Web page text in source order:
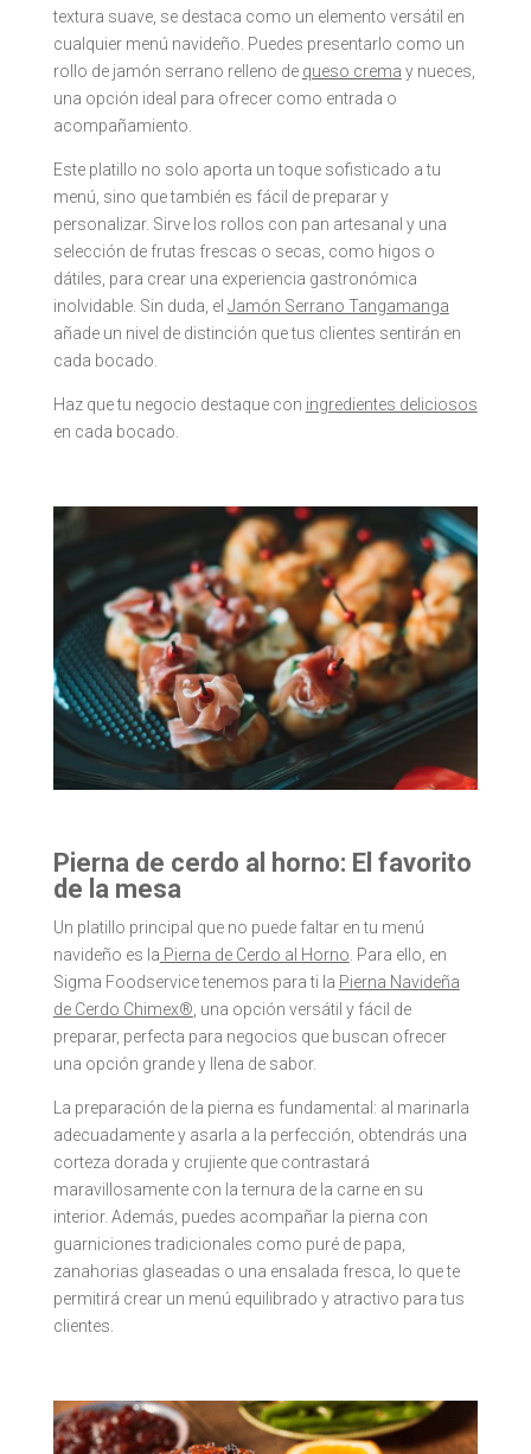
textura suave, se destaca como un elemento versátil en
cualquier menú navideño. Puedes presentarlo como un
rollo de jamón serrano relleno de queso crema y nueces,
una opción ideal para ofrecer como entrada o
acompañamiento.
Este platillo no solo aporta un toque sofisticado a tu
menú, sino que también es fácil de preparar y
personalizar. Sirve los rollos con pan artesanal y una
selección de frutas frescas o secas, como higos o
dátiles, para crear una experiencia gastronómica
inolvidable. Sin duda, el Jamón Serrano Tangamanga
añade un nivel de distinción que tus clientes sentirán en
cada bocado.
Haz que tu negocio destaque con ingredientes deliciosos
en cada bocado.
Pierna de cerdo al horno: El favorito
de la mesa
Un platillo principal que no puede faltar en tu menú
navideño es la Pierna de Cerdo al Horno . Para ello, en
Sigma Foodservicetenemos para ti la Pierna Navideña
de Cerdo Chimex® , una opción versátil y fácil de
preparar, perfecta para negocios que buscan ofrecer
una opción grande y llena de sabor.
La preparación de la pierna es fundamental: al marinarla
adecuadamente y asarla a la perfección, obtendrás una
corteza dorada y crujiente que contrastará
maravillosamente con la ternura de la carne en su
interior. Además, puedes acompañar la pierna con
guarniciones tradicionales como puré de papa,
zanahorias glaseadas o una ensalada fresca, lo que te
permitirá crear un menú equilibrado y atractivo para tus
clientes.